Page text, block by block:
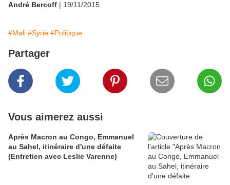
André Bercoff | 19/11/2015
#Mali #Syrie #Politique
Partager
Vous aimerez aussi
Après Macron au Congo, Emmanuel
au Sahel, itinéraire d'une défaite
(Entretien avec Leslie Varenne)